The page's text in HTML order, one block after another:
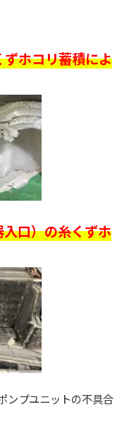
ホコリ蓄積によ
口）の糸くずホ
プユニットの不具合